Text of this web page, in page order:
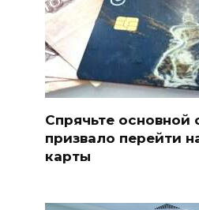
Спрячьте основной
призвало перейти
карты